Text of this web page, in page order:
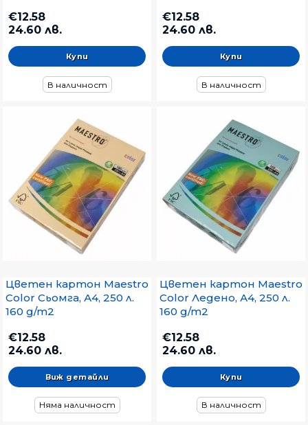
€12.58
24.60 лв.
В наличност
€12.58
24.60 лв.
В наличност
Цветен картон Maestro
Color Сьомга, А4, 250 л.
160 g/m2
€12.58
24.60 лв.
Виж детайли
Няма наличност
Цветен картон Maestro
Color Ледено, А4, 250 л.
160 g/m2
€12.58
24.60 лв.
В наличност